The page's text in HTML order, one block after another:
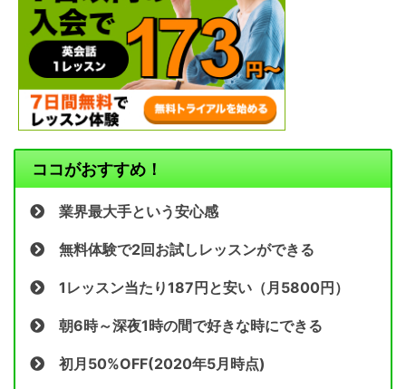
ココがおすすめ！
業界最大手という安心感
無料体験で2回お試しレッスンができる
1レッスン当たり187円と安い（月5800円）
朝6時～深夜1時の間で好きな時にできる
初月50%OFF(2020年5月時点)